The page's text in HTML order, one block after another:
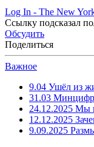
Log In - The New
Ссылку подсказал
Обсудить
Поделиться
Важное
9.04 Ушёл из
31.03
24.12.2025 Мы
12.12.2025
9.09.2025